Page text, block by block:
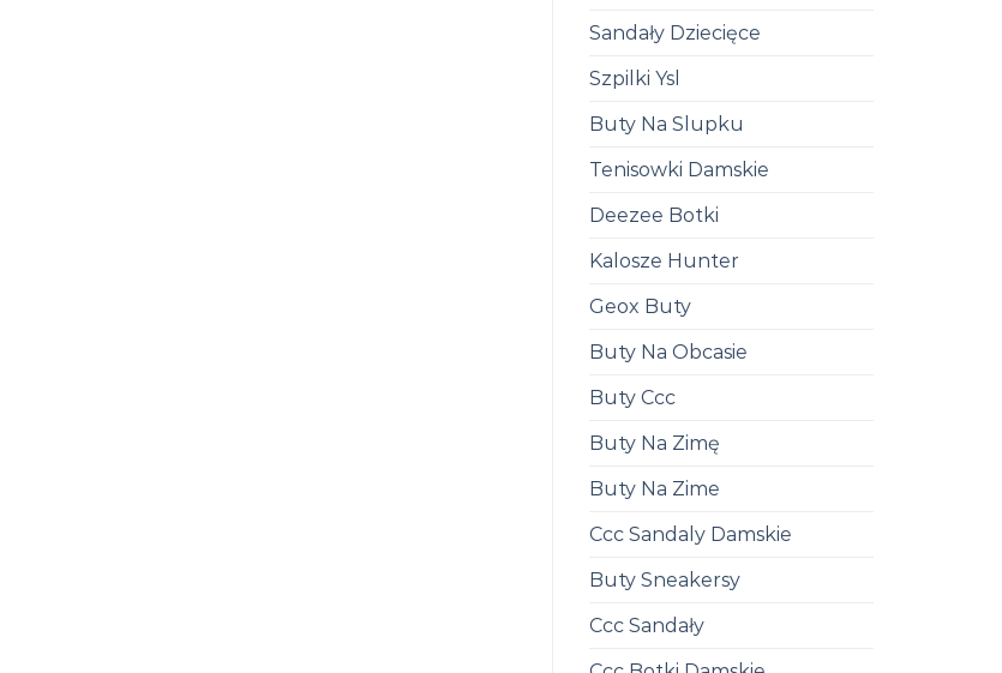
Sandały Dziecięce
Szpilki Ysl
Buty Na Slupku
Tenisowki Damskie
Deezee Botki
Kalosze Hunter
Geox Buty
Buty Na Obcasie
Buty Ccc
Buty Na Zimę
Buty Na Zime
Ccc Sandaly Damskie
Buty Sneakersy
Ccc Sandały